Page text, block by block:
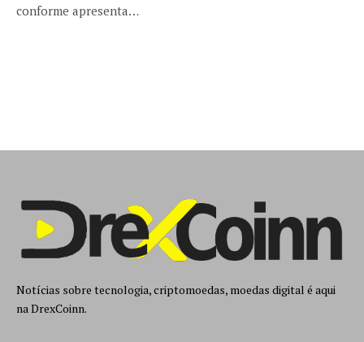
conforme apresenta…
Notícias sobre tecnologia, criptomoedas, moedas digital é aqui
na DrexCoinn.